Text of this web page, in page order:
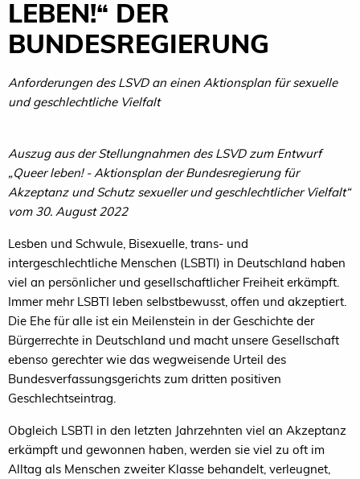
LEBEN!“ DER
BUNDESREGIERUNG
Anforderungen des LSVD an einen Aktionsplan für sexuelle
und geschlechtliche Vielfalt
Auszug aus der Stellungnahmen des LSVD zum Entwurf
„Queer leben! - Aktionsplan der Bundesregierung für
Akzeptanz und Schutz sexueller und geschlechtlicher Vielfalt“
vom 30. August 2022
Lesben und Schwule, Bisexuelle, trans- und
intergeschlechtliche Menschen (LSBTI) in Deutschland haben
viel an persönlicher und gesellschaftlicher Freiheit erkämpft.
Immer mehr LSBTI leben selbstbewusst, offen und akzeptiert.
Die Ehe für alle ist ein Meilenstein in der Geschichte der
Bürgerrechte in Deutschland und macht unsere Gesellschaft
ebenso gerechter wie das wegweisende Urteil des
Bundesverfassungsgerichts zum dritten positiven
Geschlechtseintrag.
Obgleich LSBTI in den letzten Jahrzehnten viel an Akzeptanz
erkämpft und gewonnen haben, werden sie viel zu oft im
Alltag als Menschen zweiter Klasse behandelt, verleugnet,